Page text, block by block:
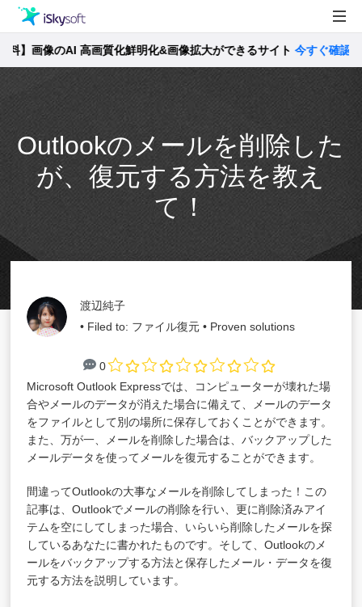
製品
Utility
製品活用事例
ストア
サポート
画像のAI 高画質化鮮明化&画像拡大ができるサイト今すぐ確認 >>
Outlookのメールを削除した
が、復元する方法を教え
て！
渡辺純子
• Filed to: ファイル復元 • Proven solutions
0
Microsoft Outlook Expressでは、コンピューターが壊れた場
合やメールのデータが消えた場合に備えて、メールのデータ
をファイルとして別の場所に保存しておくことができます。
また、万が一、メールを削除した場合は、バックアップした
メールデータを使ってメールを復元することができます。
間違ってOutlookの大事なメールを削除してしまった！この
記事は、Outlookでメールの削除を行い、更に削除済みアイ
テムを空にしてしまった場合、いらいら削除したメールを探
しているあなたに書かれたものです。そして、Outlookのメ
ールをバックアップする方法と保存したメール・データを復
元する方法を説明しています。